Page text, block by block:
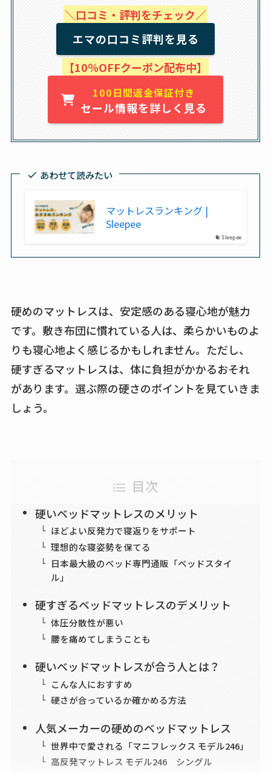
＼口コミ・評判をチェック／
エマの口コミ評判を見る
【10％OFFクーポン配布中】
100日間返金保証付き
セール情報を詳しく見る
あわせて読みたい
Sleepee
マットレスランキング |
Sleepee
硬めのマットレスは、安定感のある寝心地が魅力
です。敷き布団に慣れている人は、柔らかいものよ
りも寝心地よく感じるかもしれません。ただし、
硬すぎるマットレスは、体に負担がかかるおそれ
があります。選ぶ際の硬さのポイントを見ていきま
しょう。
目次
硬いベッドマットレスのメリット
ほどよい反発力で寝返りをサポート
理想的な寝姿勢を保てる
日本最大級のベッド専門通販「ベッドスタイ
ル」
硬すぎるベッドマットレスのデメリット
体圧分散性が悪い
腰を痛めてしまうことも
硬いベッドマットレスが合う人とは？
こんな人におすすめ
硬さが合っているか確かめる方法
人気メーカーの硬めのベッドマットレス
世界中で愛される「マニフレックス モデル246」
高反発マットレス モデル246 シングル